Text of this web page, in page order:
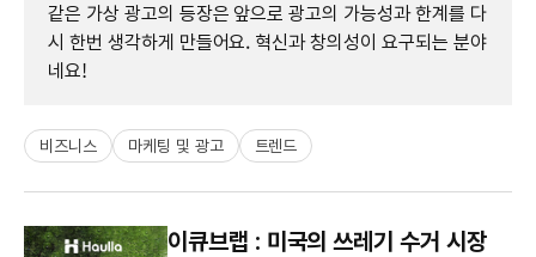
같은 가상 광고의 등장은 앞으로 광고의 가능성과 한계를 다
시 한번 생각하게 만들어요. 혁신과 창의성이 요구되는 분야
네요!
비즈니스 마케팅 및 광고 트렌드
이큐브랩 : 미국의 쓰레기 수거 시장